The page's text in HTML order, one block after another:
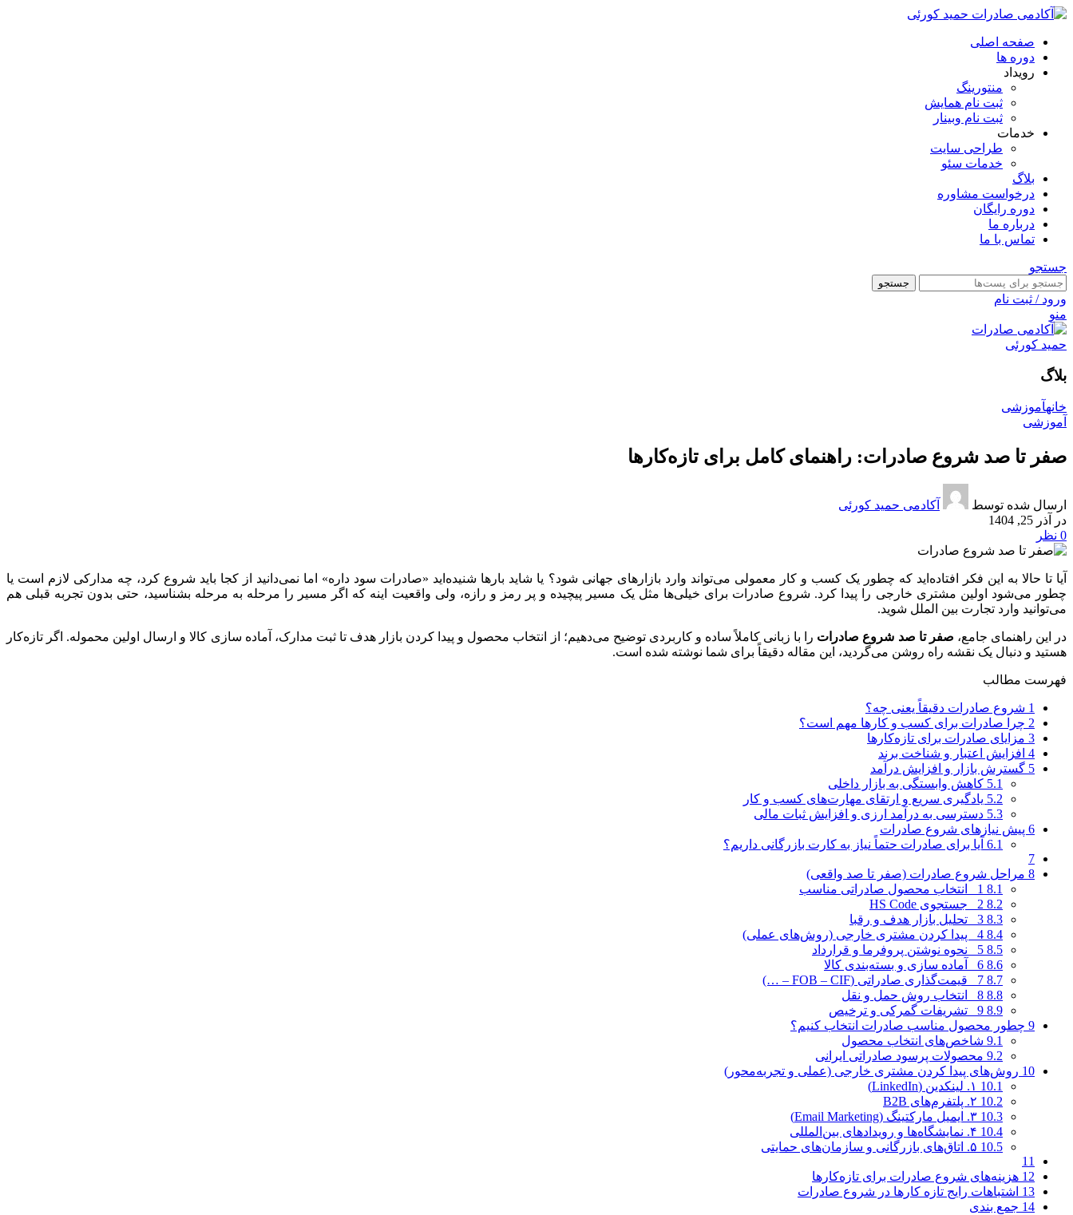
صفحه اصلی
دوره ها
رویداد
منتورینگ
ثبت نام همایش
ثبت نام وبینار
خدمات
طراحی سایت
خدمات سئو
بلاگ
درخواست مشاوره
دوره رایگان
درباره ما
تماس با ما
جستجو
جستجو
ورود / ثبت نام
منو
بلاگ
خانهآموزشی
آموزشی
صفر تا صد شروع صادرات: راهنمای کامل برای تازه‌کارها
ارسال شده توسط
آکادمی حمید کورئی
در آذر 25, 1404
0 نظر
آیا تا حالا به این فکر افتاده‌اید که چطور یک کسب‌ و کار معمولی می‌تواند وارد بازارهای جهانی شود؟ یا شاید بارها شنیده‌اید «صادرات سود داره» اما نمی‌دانید از کجا باید شروع کرد، چه مدارکی لازم است یا
چطور می‌شود اولین مشتری خارجی را پیدا کرد. شروع صادرات برای خیلی‌ها مثل یک مسیر پیچیده و پر رمز و رازه، ولی واقعیت اینه که اگر مسیر را مرحله‌ به‌ مرحله بشناسید، حتی بدون تجربه قبلی هم
می‌توانید وارد تجارت بین‌ الملل شوید.
در این راهنمای جامع، صفر تا صد شروع صادرات را با زبانی کاملاً ساده و کاربردی توضیح می‌دهیم؛ از انتخاب محصول و پیدا کردن بازار هدف تا ثبت مدارک، آماده‌ سازی کالا و ارسال اولین محموله. اگر تازه‌کار
هستید و دنبال یک نقشه راه روشن می‌گردید، این مقاله دقیقاً برای شما نوشته شده است.
فهرست مطالب
1 شروع صادرات دقیقاً یعنی چه؟
2 چرا صادرات برای کسب‌ و کارها مهم است؟
3 مزایای صادرات برای تازه‌کارها
4 افزایش اعتبار و شناخت برند
5 گسترش بازار و افزایش درآمد
5.1 کاهش وابستگی به بازار داخلی
5.2 یادگیری سریع و ارتقای مهارت‌های کسب‌ و کار
5.3 دسترسی به درآمد ارزی و افزایش ثبات مالی
6 پیش‌ نیازهای شروع صادرات
6.1 آیا برای صادرات حتماً نیاز به کارت بازرگانی داریم؟
7
8 مراحل شروع صادرات (صفر تا صد واقعی)
8.1
8.2
8.3
8.4
8.5
8.6
8.7
8.8
8.9
9 چطور محصول مناسب صادرات انتخاب کنیم؟
9.1 شاخص‌های انتخاب محصول
9.2 محصولات پرسود صادراتی ایرانی
10 روش‌های پیدا کردن مشتری خارجی (عملی و تجربه‌محور)
10.1
10.2
10.3
10.4
10.5
11
12 هزینه‌های شروع صادرات برای تازه‌کارها
13 اشتباهات رایج تازه‌ کارها در شروع صادرات
14 جمع بندی